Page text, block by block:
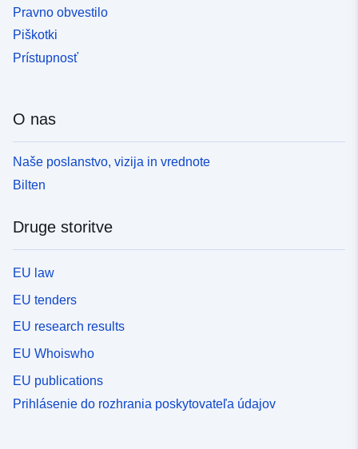
Pravno obvestilo
Piškotki
Prístupnosť
O nas
Naše poslanstvo, vizija in vrednote
Bilten
Druge storitve
EU law
EU tenders
EU research results
EU Whoiswho
EU publications
Prihlásenie do rozhrania poskytovateľa údajov